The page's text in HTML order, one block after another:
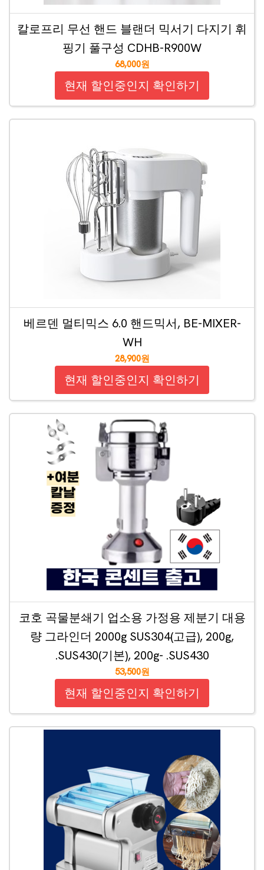
칼로프리 무선 핸드 블랜더 믹서기 다지기 휘
핑기 풀구성 CDHB-R900W
68,000원
현재 할인중인지 확인하기
베르덴 멀티믹스 6.0 핸드믹서, BE-MIXER-
WH
28,900원
현재 할인중인지 확인하기
코호 곡물분쇄기 업소용 가정용 제분기 대용
량 그라인더 2000g SUS304(고급), 200g,
.SUS430(기본), 200g- .SUS430
53,500원
현재 할인중인지 확인하기